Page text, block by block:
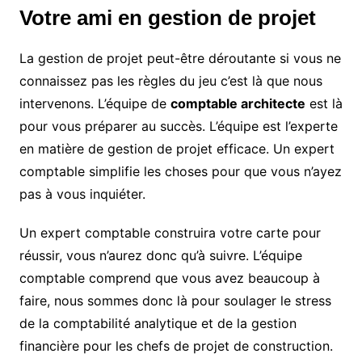
Votre ami en gestion de projet
La gestion de projet peut-être déroutante si vous ne
connaissez pas les règles du jeu c’est là que nous
intervenons. L’équipe de comptable architecte est là
pour vous préparer au succès. L’équipe est l’experte
en matière de gestion de projet efficace. Un expert
comptable simplifie les choses pour que vous n’ayez
pas à vous inquiéter.
Un expert comptable construira votre carte pour
réussir, vous n’aurez donc qu’à suivre. L’équipe
comptable comprend que vous avez beaucoup à
faire, nous sommes donc là pour soulager le stress
de la comptabilité analytique et de la gestion
financière pour les chefs de projet de construction.